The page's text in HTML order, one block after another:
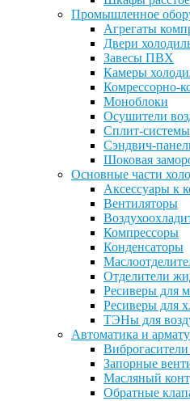
Промышленное
Агрегаты
Двери
Завесы ПВХ
Камеры
Комрессорно-
Моноблоки
Осушители
Сплит-системы
Сэндвич-
Шоковая
Основные части
Аксессуары к
Вентиляторы
Компрессоры
Конденсаторы
Отделители
Ресиверы для
Ресиверы для
ТЭНы для
Автоматика и
Запорные
Масляный
Обратные